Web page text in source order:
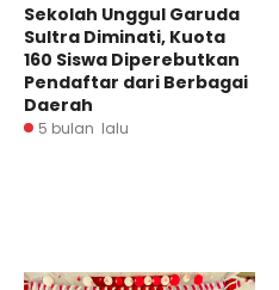
Sekolah Unggul Garuda
Sultra Diminati, Kuota
160 Siswa Diperebutkan
Pendaftar dari Berbagai
Daerah
5 bulan lalu